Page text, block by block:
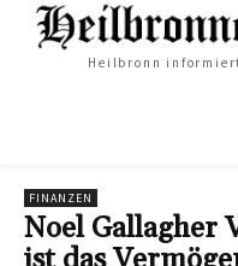
Heilbronn
FINANZEN
Noel Gallagher